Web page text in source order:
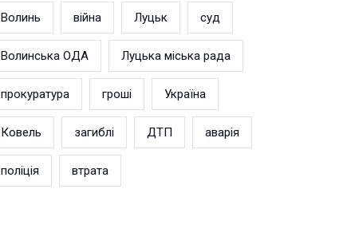
Волинь війна Луцьк суд
Волинська ОДА Луцька міська рада
прокуратура гроші Україна
Ковель загиблі ДТП аварія
поліція втрата